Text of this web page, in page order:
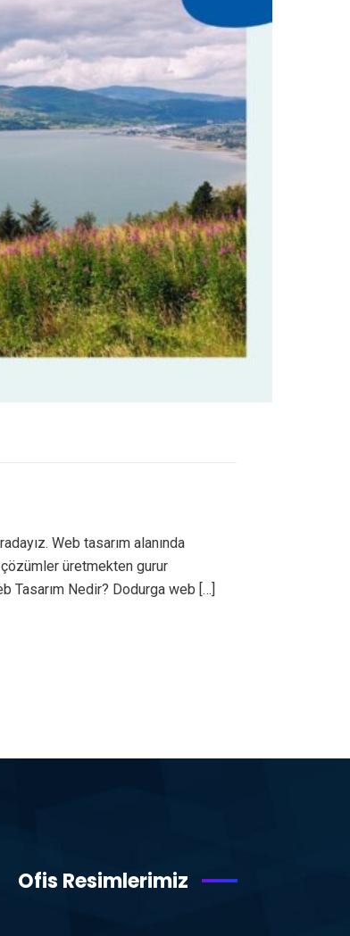
Web tasarım alanında
üretmekten gurur
Tasarım Nedir? Dodurga web […]
Ofis Resimlerimiz